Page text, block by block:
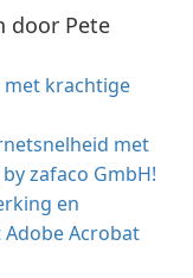
door Pete
met krachtige
met
zafaco GmbH!
en
Acrobat